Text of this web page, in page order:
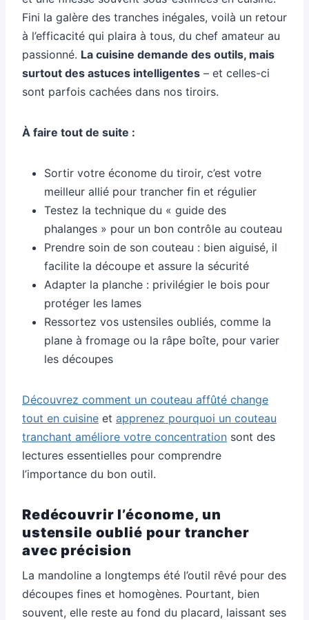
Fini la galère des tranches inégales, voilà un retour
à l’efficacité qui plaira à tous, du chef amateur au
passionné. La cuisine demande des outils, mais
surtout des astuces intelligentes – et celles-ci
sont parfois cachées dans nos tiroirs.
À faire tout de suite :
Sortir votre économe du tiroir, c’est votre
meilleur allié pour trancher fin et régulier
Testez la technique du « guide des
phalanges » pour un bon contrôle au couteau
Prendre soin de son couteau : bien aiguisé, il
facilite la découpe et assure la sécurité
Adapter la planche : privilégier le bois pour
protéger les lames
Ressortez vos ustensiles oubliés, comme la
plane à fromage ou la râpe boîte, pour varier
les découpes
Découvrez comment un couteau affûté change
tout en cuisine et apprenez pourquoi un couteau
tranchant améliore votre concentration sont des
lectures essentielles pour comprendre
l’importance du bon outil.
Redécouvrir l’économe, un
ustensile oublié pour trancher
avec précision
La mandoline a longtemps été l’outil rêvé pour des
découpes fines et homogènes. Pourtant, bien
souvent, elle reste au fond du placard, laissant ses